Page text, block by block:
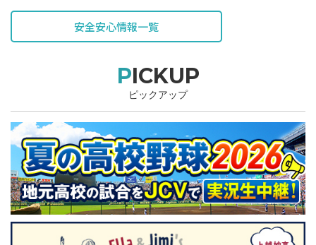
安全安心情報一覧
PICKUP
ピックアップ